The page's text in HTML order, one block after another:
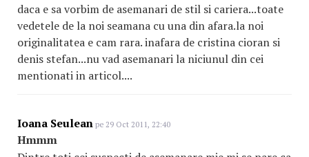
daca e sa vorbim de asemanari de stil si cariera...toate
vedetele de la noi seamana cu una din afara.la noi
originalitatea e cam rara. inafara de cristina cioran si
denis stefan...nu vad asemanari la niciunul din cei
mentionati in articol....
Ioana Seulean pe 29 Oct 2011, 22:40
Hmmm